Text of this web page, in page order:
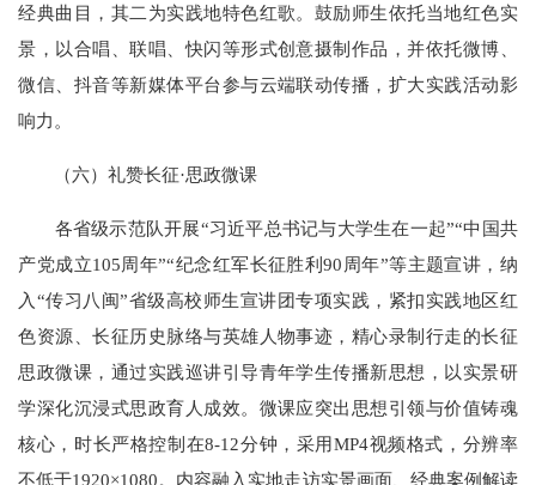
经典曲目，其二为实践地特色红歌。鼓励师生依托当地红色实
景，以合唱、联唱、快闪等形式创意摄制作品，并依托微博、
微信、抖音等新媒体平台参与云端联动传播，扩大实践活动影
响力。
（六）礼赞长征·思政微课
各省级示范队开展“习近平总书记与大学生在一起”“中国共
产党成立105周年”“纪念红军长征胜利90周年”等主题宣讲，纳
入“传习八闽”省级高校师生宣讲团专项实践，紧扣实践地区红
色资源、长征历史脉络与英雄人物事迹，精心录制行走的长征
思政微课，通过实践巡讲引导青年学生传播新思想，以实景研
学深化沉浸式思政育人成效。微课应突出思想引领与价值铸魂
核心，时长严格控制在8-12分钟，采用MP4视频格式，分辨率
不低于1920×1080。内容融入实地走访实景画面、经典案例解读